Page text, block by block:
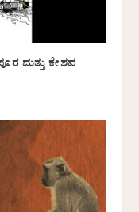
ಮತ್ತು ಕೇಶವ